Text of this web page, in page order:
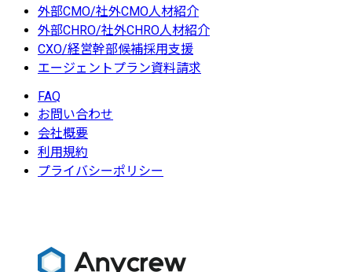
外部CMO/社外CMO人材紹介
外部CHRO/社外CHRO人材紹介
CXO/経営幹部候補採用支援
エージェントプラン資料請求
FAQ
お問い合わせ
会社概要
利用規約
プライバシーポリシー